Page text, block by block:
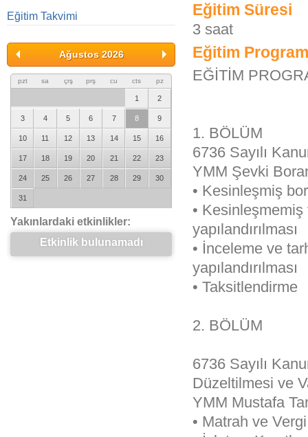
Eğitim Takvimi
Ağustos 2026
pzt sa çrş prş cu cts pz
1 2
3 4 5 6 7 8 9
10 11 12 13 14 15 16
17 18 19 20 21 22 23
24 25 26 27 28 29 30
31
Yakınlardaki etkinlikler:
Etkinlik bulunamadı
Eğitim Süresi
3 saat
Eğitim
EĞİTİM
1. BÖLÜM
6736 Sayılı
YMM Şevki
• Kesinleşmiş
•
yapılandırılması
• İnceleme ve
yapılandırılması
• Taksitlendirme
2. BÖLÜM
6736 Sayılı
Düzeltilmesi ve
YMM Mustafa
• Matrah ve Vergi